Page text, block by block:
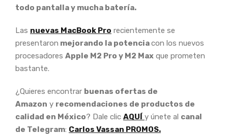
todo pantalla y mucha batería.
Las nuevas MacBook Pro recientemente se
presentaron mejorando la potenciacon los nuevos
procesadores Apple M2 Pro y M2 Max que prometen
bastante.
¿Quieres encontrar buenas ofertas de
Amazon y recomendaciones de productos de
calidad en México? Dale clic AQUÍ y únete al canal
de Telegram: Carlos Vassan PROMOS.